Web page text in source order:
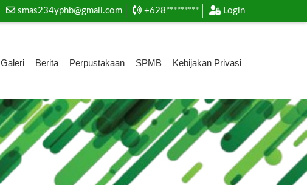
smas234yphb@gmail.com +628********* Login
Galeri Berita Perpustakaan SPMB Kebijakan Privasi